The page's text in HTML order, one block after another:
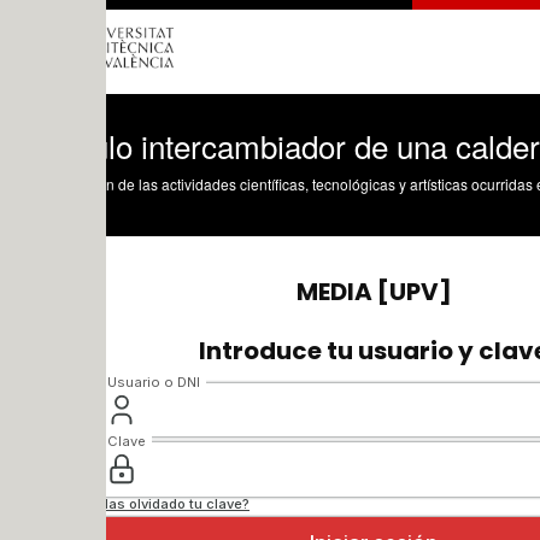
intercambiador de una caldera
de las actividades científicas, tecnológicas y artísticas ocurridas en los tres